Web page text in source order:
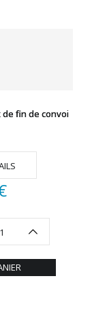
de fin de convoi